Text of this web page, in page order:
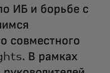
ИБ и борьбе с
совместного
В рамках